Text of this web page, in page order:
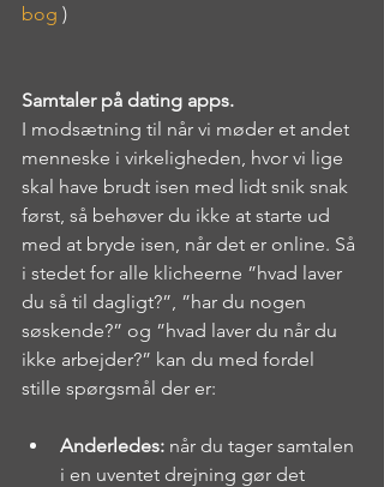
bog )
Samtaler på dating apps.
I modsætning til når vi møder et andet
menneske i virkeligheden, hvor vi lige
skal have brudt isen med lidt snik snak
først, så behøver du ikke at starte ud
med at bryde isen, når det er online. Så
i stedet for alle klicheerne ”hvad laver
du så til dagligt?”, ”har du nogen
søskende?” og ”hvad laver du når du
ikke arbejder?” kan du med fordel
stille spørgsmål der er:
Anderledes: når du tager samtalen
i en uventet drejning gør det